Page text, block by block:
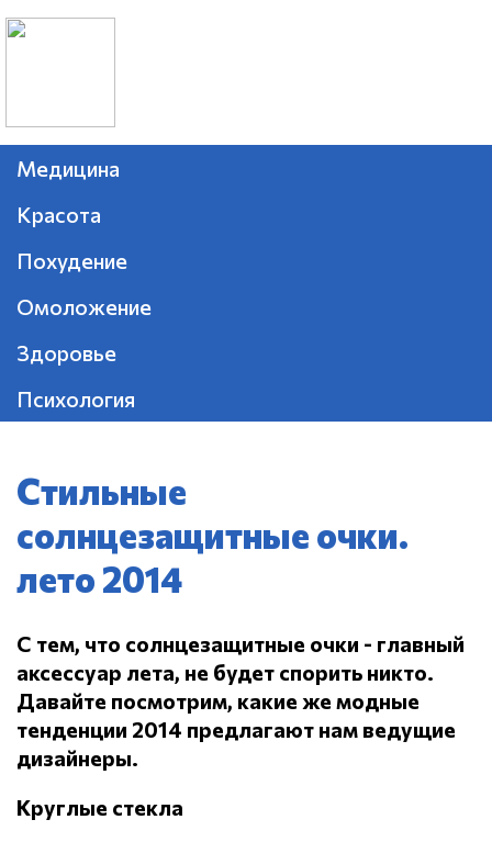
Медицина
Красота
Похудение
Омоложение
Здоровье
Психология
Стильные
солнцезащитные очки.
лето 2014
С тем, что солнцезащитные очки - главный
аксессуар лета, не будет спорить никто.
Давайте посмотрим, какие же модные
тенденции 2014 предлагают нам ведущие
дизайнеры.
Круглые стекла